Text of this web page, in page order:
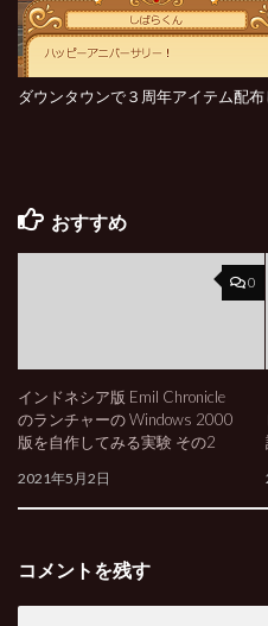
ダウンタウンで３周年アイテム配布
おすすめ
0
インドネシア版 Emil Chronicle
のランチャーの Windows 2000
版を自作してみる実験 その2
2021年5月2日
コメントを残す